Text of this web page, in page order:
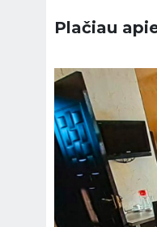
Plačiau